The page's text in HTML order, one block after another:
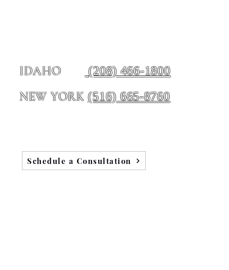
IDAHO (208) 466-1800
NEW YORK(516) 665-8760
Schedule a Consultation